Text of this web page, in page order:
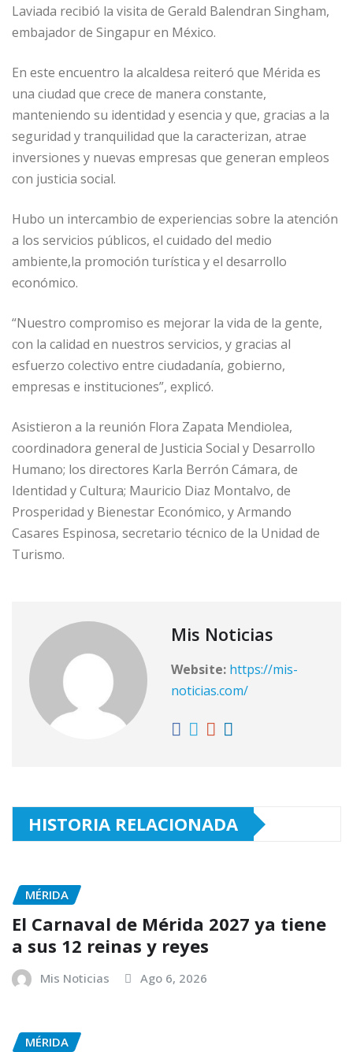
Laviada recibió la visita de Gerald Balendran Singham,
embajador de Singapur en México.
En este encuentro la alcaldesa reiteró que Mérida es
una ciudad que crece de manera constante,
manteniendo su identidad y esencia y que, gracias a la
seguridad y tranquilidad que la caracterizan, atrae
inversiones y nuevas empresas que generan empleos
con justicia social.
Hubo un intercambio de experiencias sobre la atención
a los servicios públicos, el cuidado del medio
ambiente,la promoción turística y el desarrollo
económico.
“Nuestro compromiso es mejorar la vida de la gente,
con la calidad en nuestros servicios, y gracias al
esfuerzo colectivo entre ciudadanía, gobierno,
empresas e instituciones”, explicó.
Asistieron a la reunión Flora Zapata Mendiolea,
coordinadora general de Justicia Social y Desarrollo
Humano; los directores Karla Berrón Cámara, de
Identidad y Cultura; Mauricio Diaz Montalvo, de
Prosperidad y Bienestar Económico, y Armando
Casares Espinosa, secretario técnico de la Unidad de
Turismo.
Mis Noticias
Website: https://mis-
noticias.com/
HISTORIA RELACIONADA
MÉRIDA
El Carnaval de Mérida 2027 ya tiene
a sus 12 reinas y reyes
Mis Noticias Ago 6, 2026
MÉRIDA